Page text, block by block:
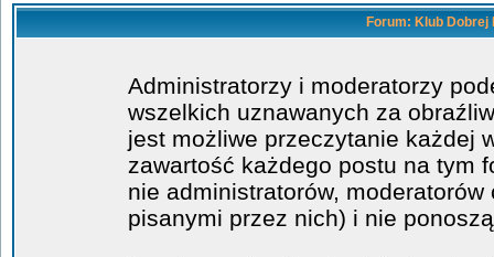
Forum: Klub
Administratorzy i moderatorzy
wszelkich uznawanych za
jest możliwe przeczytanie każdej
zawartość każdego postu na tym
nie administratorów,
pisanymi przez nich) i nie